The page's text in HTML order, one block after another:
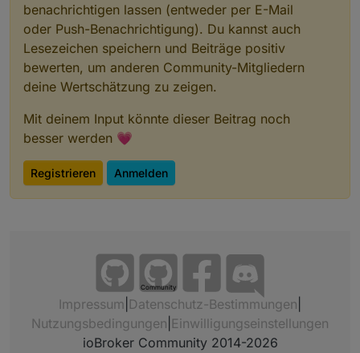
benachrichtigen lassen (entweder per E-Mail
oder Push-Benachrichtigung). Du kannst auch
Lesezeichen speichern und Beiträge positiv
bewerten, um anderen Community-Mitgliedern
deine Wertschätzung zu zeigen.
Mit deinem Input könnte dieser Beitrag noch
besser werden 💗
Registrieren Anmelden
Community
Impressum Datenschutz-Bestimmungen
Nutzungsbedingungen Einwilligungseinstellungen
ioBroker Community 2014-2026